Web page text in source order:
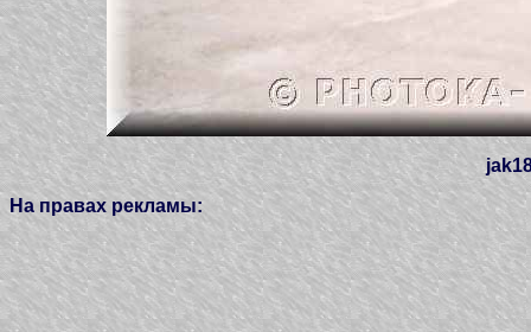
На правах рекламы: